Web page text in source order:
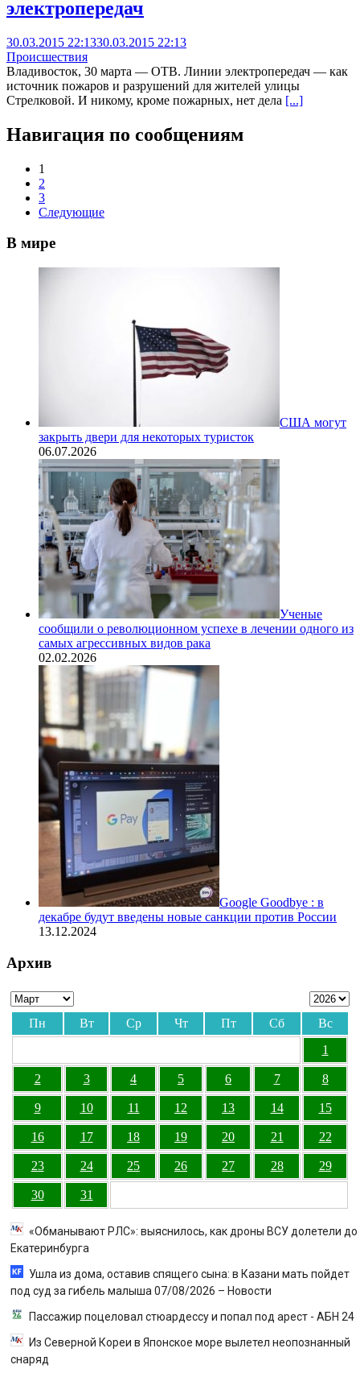
электропередач
30.03.2015 22:1330.03.2015 22:13
Происшествия
Владивосток, 30 марта — ОТВ. Линии электропередач — как
источник пожаров и разрушений для жителей улицы
Стрелковой. И никому, кроме пожарных, нет дела [...]
Навигация по сообщениям
1
2
3
Следующие
В мире
США могут
закрыть двери для некоторых туристок
06.07.2026
Ученые
сообщили о революционном успехе в лечении одного из
самых агрессивных видов рака
02.02.2026
Google Goodbye : в
декабре будут введены новые санкции против России
13.12.2024
Архив
Пн Вт Ср Чт Пт Сб
Вс
1
2 3 4 5 6 7 8
9 10 11 12 13 14 15
16 17 18 19 20 21 22
23 24 25 26 27 28 29
30 31
«Обманывают РЛС»: выяснилось, как дроны ВСУ долетели до
Екатеринбурга
Ушла из дома, оставив спящего сына: в Казани мать пойдет
под суд за гибель малыша 07/08/2026 – Новости
Пассажир поцеловал стюардессу и попал под арест - АБН 24
Из Северной Кореи в Японское море вылетел неопознанный
снаряд